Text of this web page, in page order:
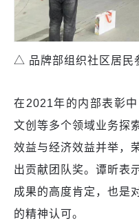
△ 品牌部组织社区居民
在2021年的内部表彰
文创等多个领域业务探
效益与经济效益并举，
出贡献团队奖。谭昕表
成果的高度肯定，也是
的精神认可。